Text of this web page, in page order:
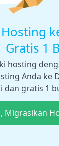
Gratis 1
hosting
Anda ke
dan gratis 1
Migrasikan